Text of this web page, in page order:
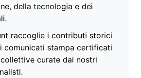
della tecnologia e dei
raccoglie i contributi storici
comunicati stampa certificati
curate dai nostri